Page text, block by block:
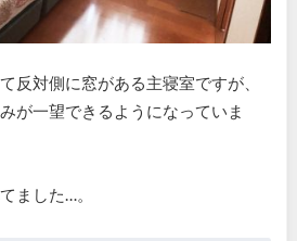
反対側に窓がある主寝室ですが、
が一望できるようになっていま
ました…。